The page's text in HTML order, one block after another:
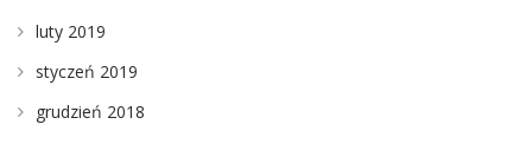
luty 2019
styczeń 2019
grudzień 2018